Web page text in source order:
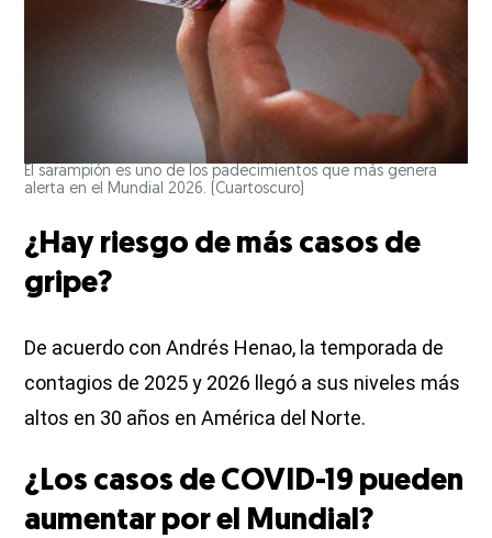
El sarampión es uno de los padecimientos que más genera
alerta en el Mundial 2026.
(Cuartoscuro)
¿Hay riesgo de más casos de
gripe?
De acuerdo con Andrés Henao, la temporada de
contagios de 2025 y 2026 llegó a sus niveles más
altos en 30 años en América del Norte.
¿Los casos de COVID-19 pueden
aumentar por el Mundial?